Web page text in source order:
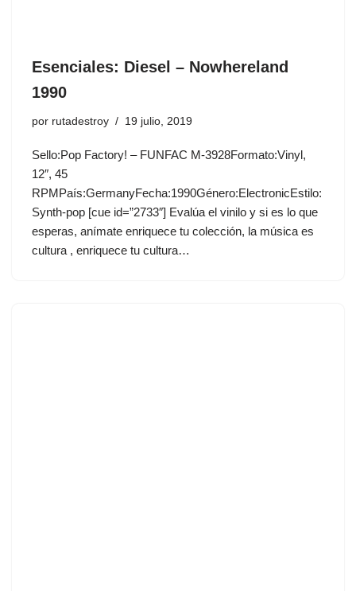
Esenciales: Diesel ‎– Nowhereland
1990
por rutadestroy 19 julio, 2019
Sello:Pop Factory! ‎– FUNFAC M-3928Formato:Vinyl,
12″, 45
RPMPaís:GermanyFecha:1990Género:ElectronicEstilo:
Synth-pop [cue id=”2733″] Evalúa el vinilo y si es lo que
esperas, anímate enriquece tu colección, la música es
cultura , enriquece tu cultura…